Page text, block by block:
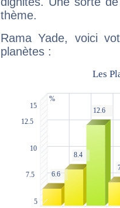
thème.
Rama Yade, voici
planètes :